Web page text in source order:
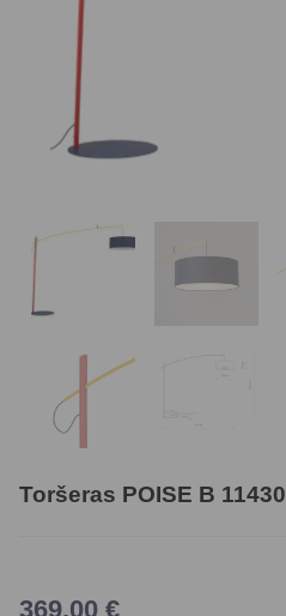
Toršeras POISE B 11430
369,00 €